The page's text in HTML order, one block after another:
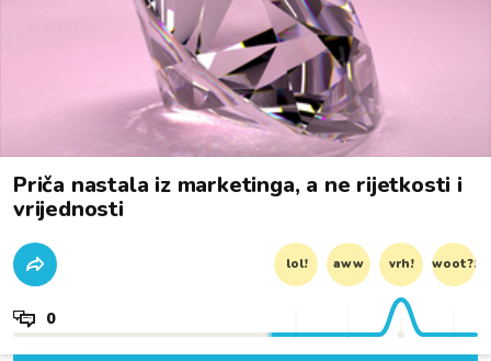
Priča nastala iz marketinga, a ne rijetkosti i
vrijednosti
lol! aww vrh! woot?!
0